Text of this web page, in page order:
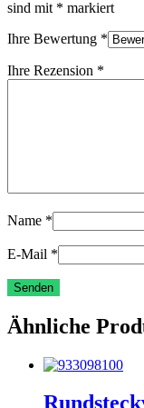
sind mit * markiert
Ihre Bewertung *
Ihre Rezension *
Name *
E-Mail *
Ähnliche